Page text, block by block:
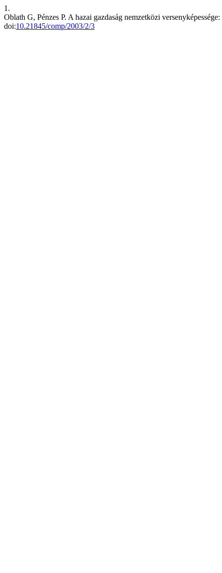
1.
Oblath G, Pénzes P. A hazai gazdaság nemzetközi
doi:10.21845/comp/2003/2/3